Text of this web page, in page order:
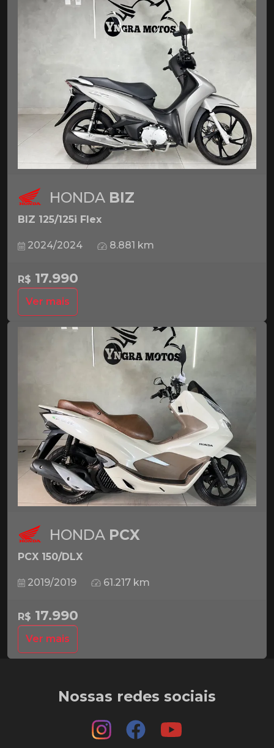
HONDA BIZ
BIZ 125/125i Flex
2024/2024 8.881 km
R$ 17.990
Ver mais
HONDA PCX
PCX 150/DLX
2019/2019 61.217 km
R$ 17.990
Ver mais
Nossas redes sociais